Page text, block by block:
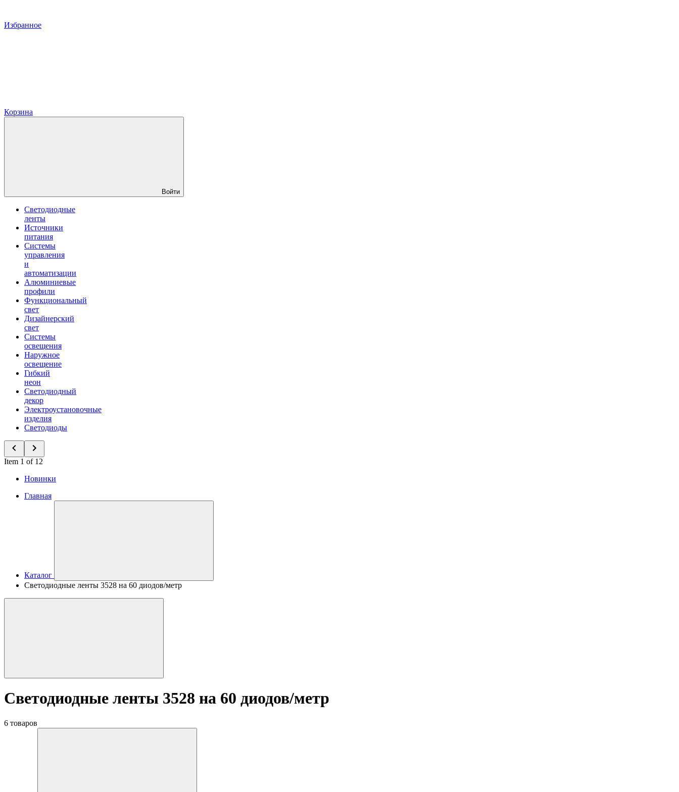
Избранное
Корзина
Войти
Светодиодные
ленты
Источники
питания
Системы
управления
и
автоматизации
Алюминиевые
профили
Функциональный
свет
Дизайнерский
свет
Системы
освещения
Наружное
освещение
Гибкий
неон
Светодиодный
декор
Электроустановочные
изделия
Светодиоды
Item 1 of 12
Новинки
Главная
Каталог
Светодиодные ленты 3528 на 60 диодов/метр
Светодиодные ленты 3528 на 60 диодов/метр
6 товаров